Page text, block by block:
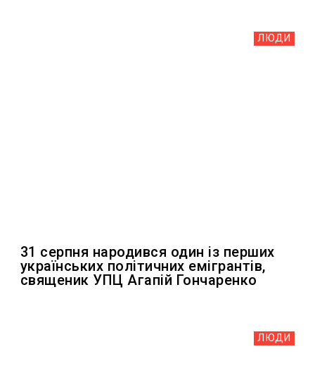
ЛЮДИ
31 серпня народився один із перших
українських політичних емігрантів,
священик УПЦ Агапій Гончаренко
ЛЮДИ